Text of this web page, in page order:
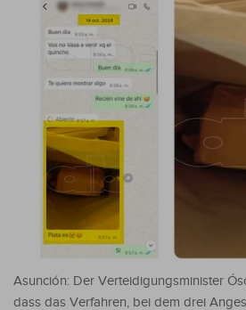
Asunción: Der Verteidigungsminister
dass das Verfahren, bei dem drei